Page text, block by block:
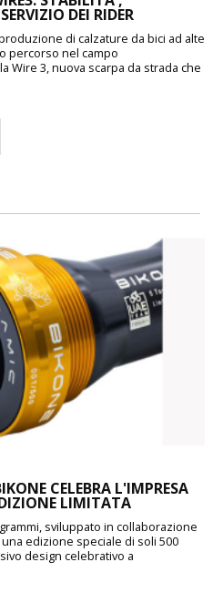
DEI RIDER
di calzature da bici ad alte
percorso nel campo
Wire 3, nuova scarpa da strada che
CELEBRA L'IMPRESA
LIMITATA
sviluppato in collaborazione
edizione speciale di soli 500
design celebrativo a